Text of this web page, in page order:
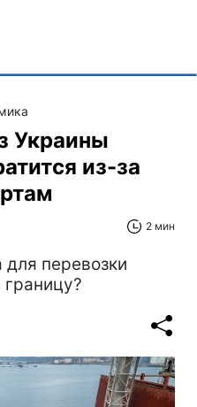
Украины
из-за
2 мин
для перевозки
границу?